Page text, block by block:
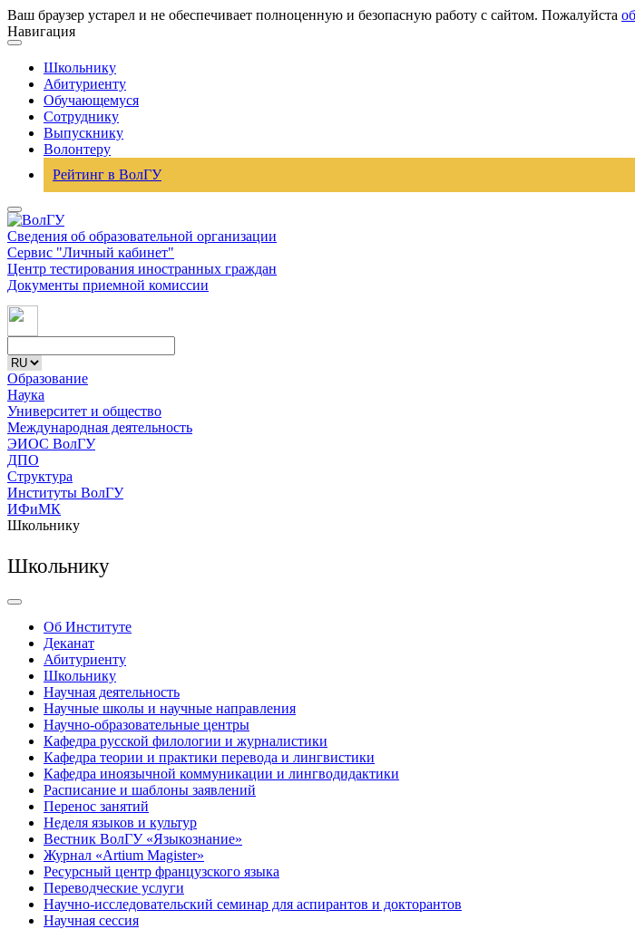
Ваш браузер устарел и не обеспечивает полноценную и безопасную работу с сайтом. Пожалуйста
Навигация
Школьнику
Абитуриенту
Обучающемуся
Сотруднику
Выпускнику
Волонтеру
Рейтинг в ВолГУ
Сведения об образовательной организации
Сервис "Личный кабинет"
Центр тестирования иностранных граждан
Документы приемной комиссии
Образование
Наука
Университет и общество
Международная деятельность
ЭИОС ВолГУ
ДПО
Структура
Институты ВолГУ
ИФиМК
Школьнику
Школьнику
Об Институте
Деканат
Абитуриенту
Школьнику
Научная деятельность
Научные школы и научные направления
Научно-образовательные центры
Кафедра русской филологии и журналистики
Кафедра теории и практики перевода и лингвистики
Кафедра иноязычной коммуникации и лингводидактики
Расписание и шаблоны заявлений
Перенос занятий
Неделя языков и культур
Вестник ВолГУ «Языкознание»
Журнал «Artium Magister»
Ресурсный центр французского языка
Переводческие услуги
Научно-исследовательский семинар для аспирантов и докторантов
Научная сессия